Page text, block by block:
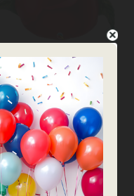
בלון מיילר 33 אינצ׳ בצורת
פרח ורד אדום Qualatex
20.00
המלאי אזל
צרפו אותי לרשימת
המתנה